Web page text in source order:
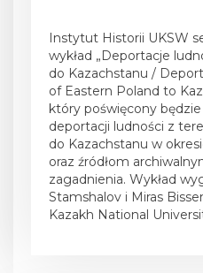
Instytut Historii UKSW
wykład „Deportacje
do Kazachstanu /
of Eastern Poland to
który poświęcony
deportacji ludności z
do Kazachstanu w
oraz źródłom
zagadnienia. Wykład
Stamshalov i Miras
Kazakh National